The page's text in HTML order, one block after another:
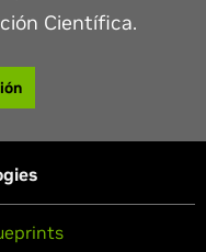
Científica.